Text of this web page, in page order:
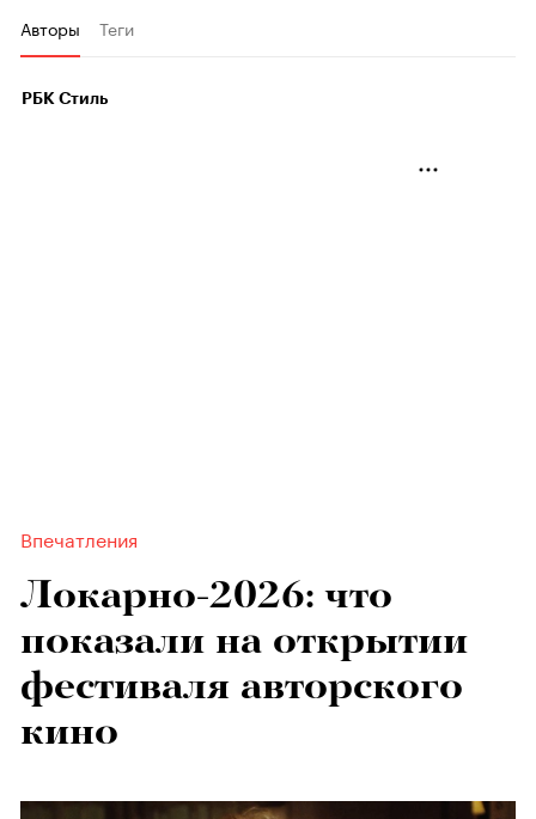
Авторы Теги
РБК Стиль
Впечатления
Локарно-2026: что
показали на открытии
фестиваля авторского
кино